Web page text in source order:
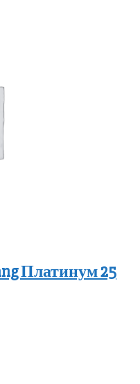
Платинум 25